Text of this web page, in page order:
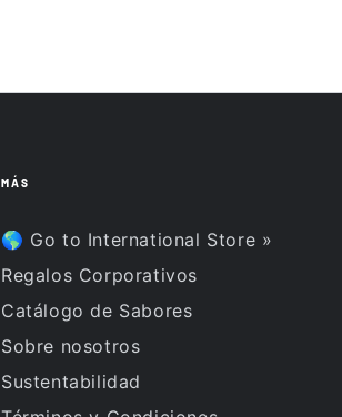
MÁS
🌎 Go to International Store »
Regalos Corporativos
Catálogo de Sabores
Sobre nosotros
Sustentabilidad